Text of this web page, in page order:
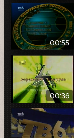
00:55
00:36